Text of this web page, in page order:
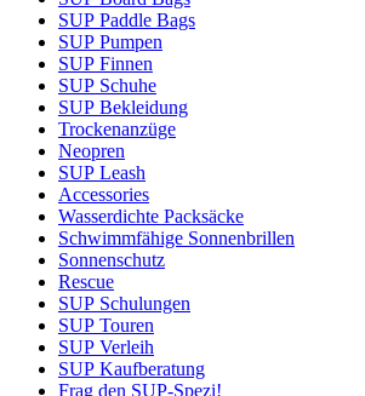
SUP Paddle Bags
SUP Pumpen
SUP Finnen
SUP Schuhe
SUP Bekleidung
Trockenanzüge
Neopren
SUP Leash
Accessories
Wasserdichte Packsäcke
Schwimmfähige Sonnenbrillen
Sonnenschutz
Rescue
SUP Schulungen
SUP Touren
SUP Verleih
SUP Kaufberatung
Frag den SUP-Spezi!